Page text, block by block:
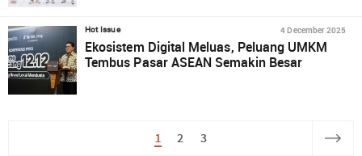
Hot Issue 4 December 2025
Ekosistem Digital Meluas, Peluang UMKM
Tembus Pasar ASEAN Semakin Besar
1 2 3